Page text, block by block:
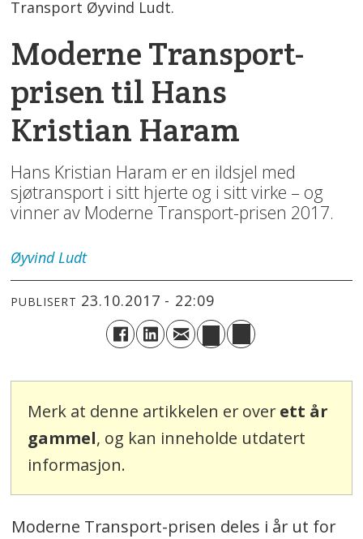
Transport Øyvind Ludt.
Moderne Transport-
prisen til Hans
Kristian Haram
Hans Kristian Haram er en ildsjel med
sjøtransport i sitt hjerte og i sittvirke – og
vinner av Moderne Transport-prisen 2017.
Øyvind Ludt
PUBLISERT 23.10.2017 - 22:09
Merk at denne artikkelen er over ett år
gammel, og kan inneholde utdatert
informasjon.
Moderne Transport-prisen deles i år ut for